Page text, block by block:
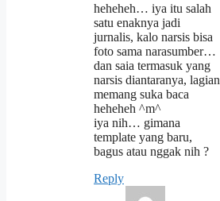
heheheh… iya itu salah
satu enaknya jadi
jurnalis, kalo narsis bisa
foto sama narasumber…
dan saia termasuk yang
narsis diantaranya, lagian
memang suka baca
heheheh ^m^
iya nih… gimana
template yang baru,
bagus atau nggak nih ?
Reply